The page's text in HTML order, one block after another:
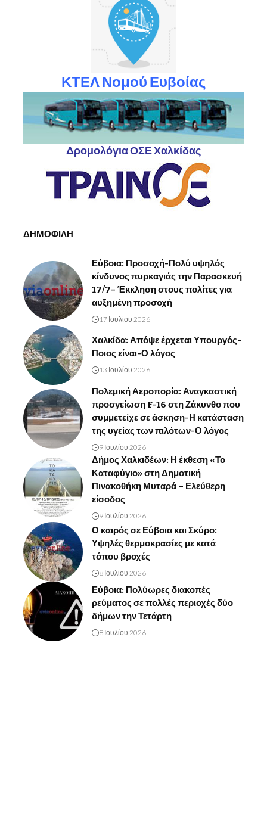
ΚΤΕΛ Νομού Ευβοίας
Δρομολόγια ΟΣΕ Χαλκίδας
ΔΗΜΟΦΙΛΗ
Εύβοια: Προσοχή-Πολύ υψηλός
κίνδυνος πυρκαγιάς την Παρασκευή
17/7– Έκκληση στους πολίτες για
αυξημένη προσοχή
17 Ιουλίου 2026
Χαλκίδα: Απόψε έρχεται Υπουργός-
Ποιος είναι-Ο λόγος
13 Ιουλίου 2026
Πολεμική Αεροπορία: Αναγκαστική
προσγείωση F-16 στη Ζάκυνθο που
συμμετείχε σε άσκηση-Η κατάσταση
της υγείας των πιλότων-Ο λόγος
9 Ιουλίου 2026
Δήμος Χαλκιδέων: Η έκθεση «Το
Καταφύγιο» στη Δημοτική
Πινακοθήκη Μυταρά – Ελεύθερη
είσοδος
9 Ιουλίου 2026
Ο καιρός σε Εύβοια και Σκύρο:
Υψηλές θερμοκρασίες με κατά
τόπου βροχές
8 Ιουλίου 2026
Εύβοια: Πολύωρες διακοπές
ρεύματος σε πολλές περιοχές δύο
δήμων την Τετάρτη
8 Ιουλίου 2026